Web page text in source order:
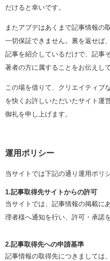
だけると幸いです。
またアプデはあくまで記事情報の
一切保証できません。裏を返せば
記事を紹介しているだけで、記事
著者の方に属することをお伝えし
この場を借りて、クリエイティブ
を快くお許しいただいたサイト運
御礼を申し上げます。
運用ポリシー
当サイトでは下記の通り運用ポリ
1.記事取得先サイトからの許可
当サイトでは、記事情報の掲載に
理者様へ通知を行い、許可・承諾
2.記事取得先への申請基準
記事情報の取得先につきましては